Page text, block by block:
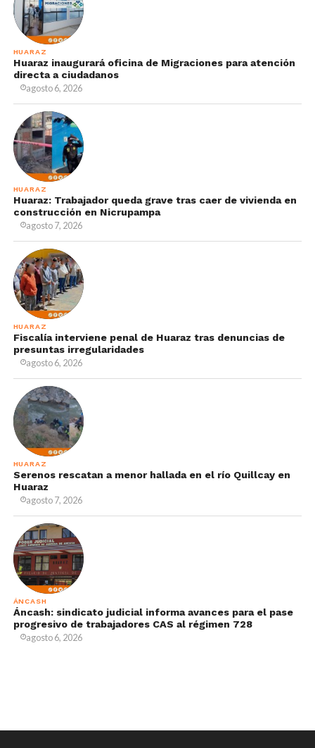
HUARAZ
Huaraz inaugurará oficina de Migraciones para atención
directa a ciudadanos
agosto 6, 2026
HUARAZ
Huaraz: Trabajador queda grave tras caer de vivienda en
construcción en Nicrupampa
agosto 7, 2026
HUARAZ
Fiscalía interviene penal de Huaraz tras denuncias de
presuntas irregularidades
agosto 6, 2026
HUARAZ
Serenos rescatan a menor hallada en el río Quillcay en
Huaraz
agosto 7, 2026
ÁNCASH
Áncash: sindicato judicial informa avances para el pase
progresivo de trabajadores CAS al régimen 728
agosto 6, 2026